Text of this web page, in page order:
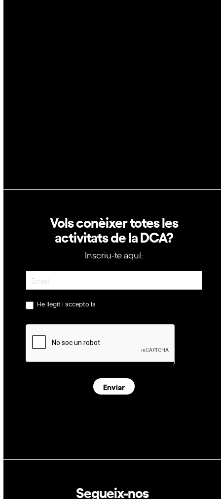
Vols conèixer totes les
activitats de la DCA?
Inscriu-te aquí:
Newsletter
He llegit i accepto la
Enviar
Segueix-nos